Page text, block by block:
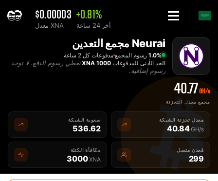
$0.00003
معدل XNA
+0.81%
أخر 24 ساعة
Home
أفضل XNA Neurai مجمع التعدين - 2Miners
Neurai مجمع التعدين
1.0%رسوم المجمع مدفوعات كل 2 ساعة
الحد الأدنى للمدفوعات1000 XNA
نغطي رسوم الدفع. لا توجد
رسوم إضافية.
40.77 GH/s
مجمع معدل التجزئة
معدل تجزئة الشبكة
40.84GH/s
صعوبة الشبكة
536.62
مٌعدن متصل
299
مكافأة الكتلة
3000XNA